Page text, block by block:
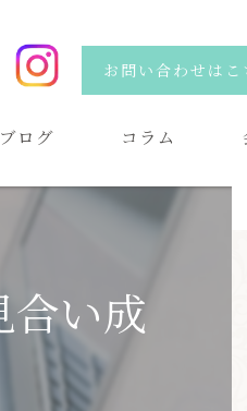
お問い合わせはこ
ブログ コラム
合い成